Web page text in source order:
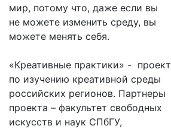
мир, потому что, даже если вы
не можете изменить среду, вы
можете менять себя.
«Креативные практики» - проект
по изучению креативной среды
российских регионов. Партнеры
проекта – факультет свободных
искусств и наук СПбГУ,